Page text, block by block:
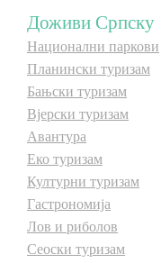
Видео
E-Brochure
Откриј Српску
Доживи Српску
Национални паркови
Планински туризам
Бањски туризам
Вјерски туризам
Авантура
Еко туризам
Културни туризам
Гастрономија
Лов и риболов
Сеоски туризам